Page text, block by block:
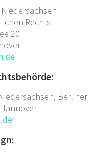
Rechts
20
Berliner